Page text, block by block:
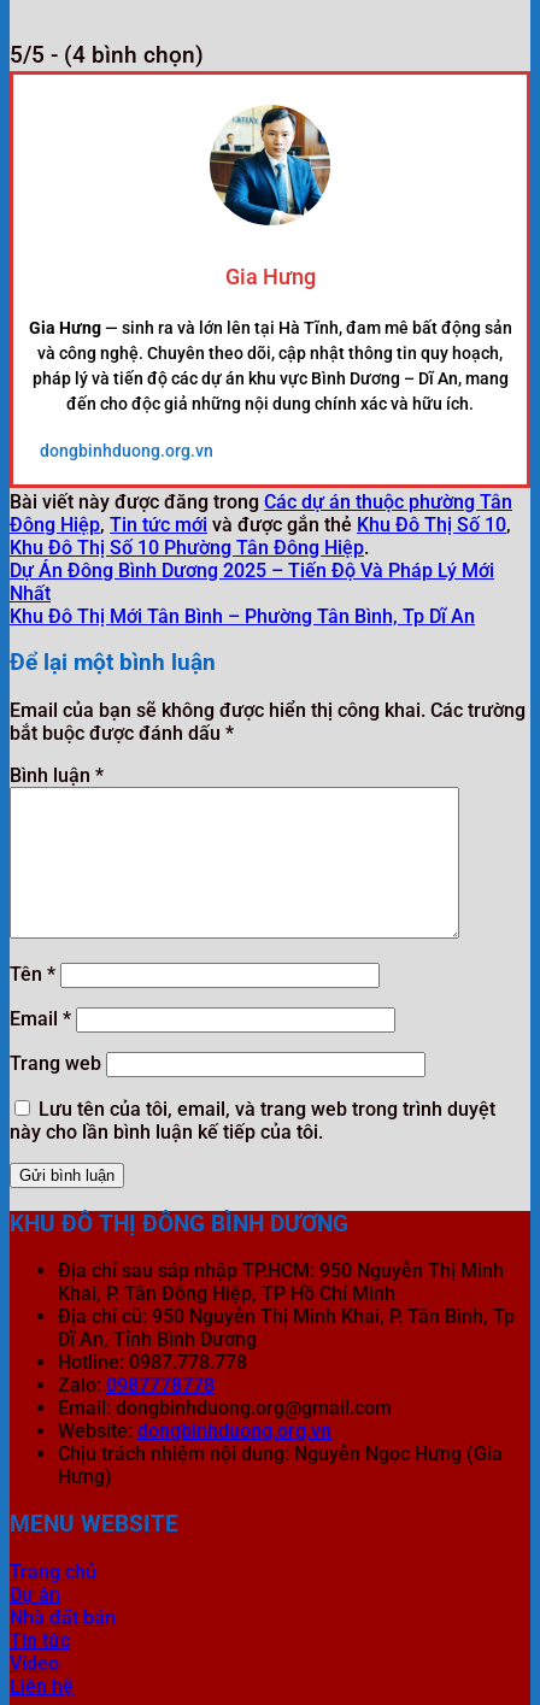
5/5 - (4 bình chọn)
Gia Hưng
Gia Hưng— sinh ra và lớn lên tại Hà Tĩnh, đam mê bất động sản
và công nghệ. Chuyên theo dõi, cập nhật thông tin quy hoạch,
pháp lý và tiến độ các dự án khu vực Bình Dương – Dĩ An, mang
đến cho độc giả những nội dung chính xác và hữu ích.
dongbinhduong.org.vn
Bài viết này được đăng trong Các dự án thuộc phường Tân
Đông Hiệp, Tin tức mới và được gắn thẻ Khu Đô Thị Số 10,
Khu Đô Thị Số 10 Phường Tân Đông Hiệp.
Dự Án Đông Bình Dương 2025 – Tiến Độ Và Pháp Lý Mới
Nhất
Khu Đô Thị Mới Tân Bình – Phường Tân Bình, Tp Dĩ An
Để lại một bình luận
Email của bạn sẽ không được hiển thị công khai. Các trường
bắt buộc được đánh dấu *
Bình luận *
Tên *
Email *
Trang web
Lưu tên của tôi, email, và trang web trong trình duyệt
này cho lần bình luận kế tiếp của tôi.
KHU ĐÔ THỊ ĐÔNG BÌNH DƯƠNG
Địa chỉ sau sáp nhập TP.HCM: 950 Nguyễn Thị Minh
Khai, P. Tân Đông Hiệp, TP Hồ Chí Minh
Địa chỉ cũ: 950 Nguyễn Thị Minh Khai, P. Tân Bình, Tp
Dĩ An, Tỉnh Bình Dương
Hotline: 0987.778.778
Zalo: 0987778778
Email: dongbinhduong.org@gmail.com
Website: dongbinhduong.org.vn
Chịu trách nhiệm nội dung: Nguyễn Ngọc Hưng (Gia
Hưng)
MENU WEBSITE
Trang chủ
Dự án
Nhà đất bán
Tin tức
Video
Liên hệ